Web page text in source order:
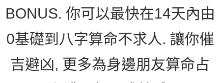
BONUS. 你可以最快在14天內由
0基礎到八字算命不求人. 讓你催
吉避凶, 更多為身邊朋友算命占